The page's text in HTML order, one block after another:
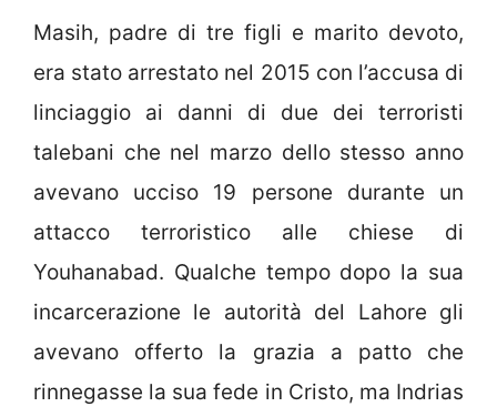
Masih, padre di tre figli e marito devoto,
era stato arrestato nel 2015 con l’accusa di
linciaggio ai danni di due dei terroristi
talebani che nel marzo dello stesso anno
avevano ucciso 19 persone durante un
attacco terroristico alle chiese di
Youhanabad. Qualche tempo dopo la sua
incarcerazione le autorità del Lahore gli
avevano offerto la grazia a patto che
rinnegasse la sua fede in Cristo, ma Indrias